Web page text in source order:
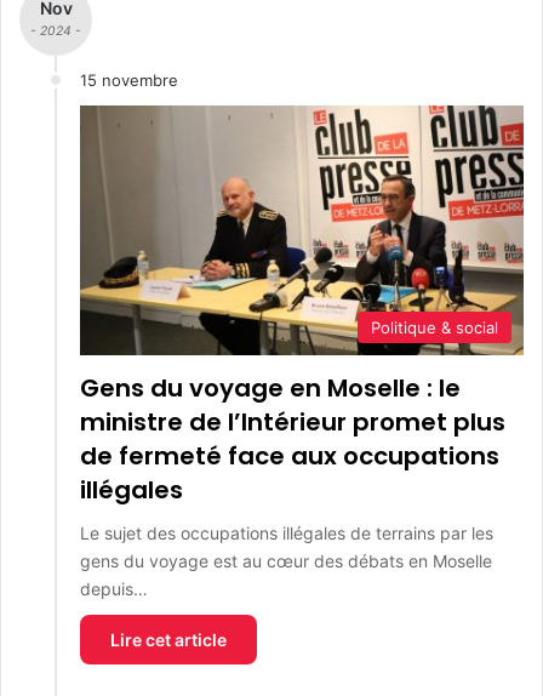
Nov
- 2024 -
15 novembre
Politique & social
Gens du voyage en Moselle : le
ministre de l’Intérieur promet plus
de fermeté face aux occupations
illégales
Le sujet des occupations illégales de terrains par les
gens du voyage est au cœur des débats en Moselle
depuis…
Lire cet article